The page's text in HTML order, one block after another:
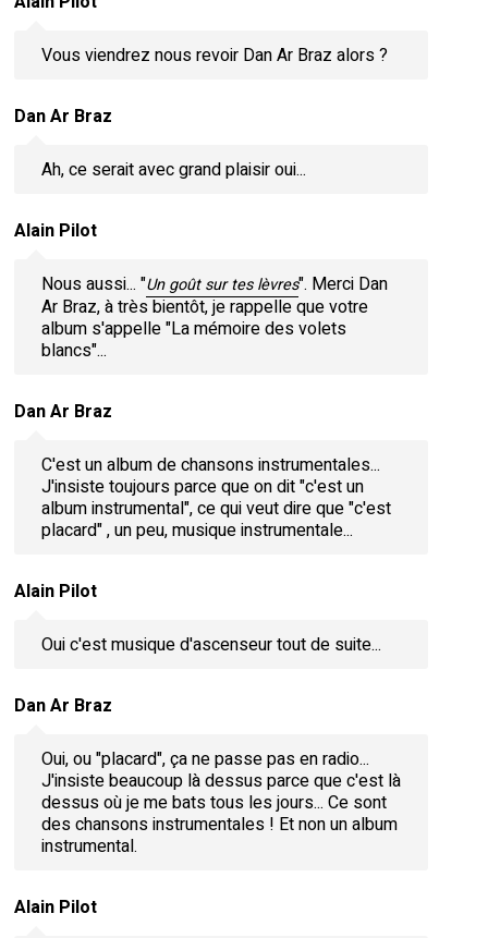
Vous viendrez nous revoir Dan Ar Braz alors ?
Dan Ar Braz
Ah, ce serait avec grand plaisir oui...
Alain Pilot
Nous aussi... "Un goût sur tes lèvres". Merci Dan
Ar Braz, à très bientôt, je rappelle que votre
album s'appelle "La mémoire des volets
blancs"...
Dan Ar Braz
C'est un album de chansons instrumentales...
J'insiste toujours parce que on dit "c'est un
album instrumental", ce qui veut dire que "c'est
placard" , un peu, musique instrumentale...
Alain Pilot
Oui c'est musique d'ascenseur tout de suite...
Dan Ar Braz
Oui, ou "placard", ça ne passe pas en radio...
J'insiste beaucoup là dessus parce que c'est là
dessus où je me bats tous les jours... Ce sont
des chansons instrumentales ! Et non un album
instrumental.
Alain Pilot